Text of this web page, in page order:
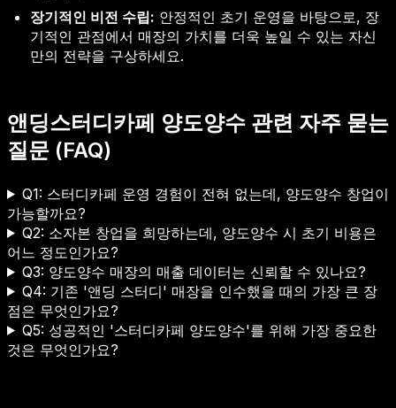
장기적인 비전 수립: 안정적인 초기 운영을 바탕으로, 장
기적인 관점에서 매장의 가치를 더욱 높일 수 있는 자신
만의 전략을 구상하세요.
앤딩스터디카페 양도양수 관련 자주 묻는
질문 (FAQ)
Q1: 스터디카페 운영 경험이 전혀 없는데, 양도양수 창업이
가능할까요?
Q2: 소자본 창업을 희망하는데, 양도양수 시 초기 비용은
어느 정도인가요?
Q3: 양도양수 매장의 매출 데이터는 신뢰할 수 있나요?
Q4: 기존 '앤딩 스터디' 매장을 인수했을 때의 가장 큰 장
점은 무엇인가요?
Q5: 성공적인 '스터디카페 양도양수'를 위해 가장 중요한
것은 무엇인가요?